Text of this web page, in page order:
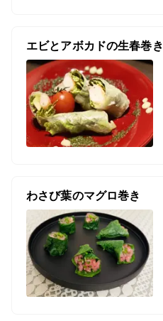
エビとアボカドの生春巻き
わさび葉のマグロ巻き